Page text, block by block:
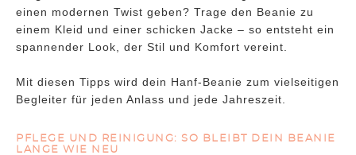
einen modernen Twist geben? Trage den Beanie zu
einem Kleid und einer schicken Jacke – so entsteht ein
spannender Look, der Stil und Komfort vereint.
Mit diesen Tipps wird dein Hanf-Beanie zum vielseitigen
Begleiter für jeden Anlass und jede Jahreszeit.
PFLEGE UND REINIGUNG: SO BLEIBT DEIN BEANIE
LANGE WIE NEU